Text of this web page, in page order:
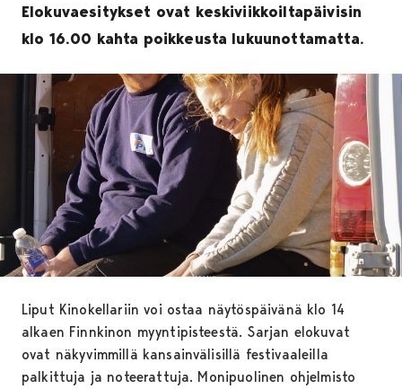
Elokuvaesitykset ovat keskiviikkoiltapäivisin
klo 16.00 kahta poikkeusta lukuunottamatta.
Liput Kinokellariin voi ostaa näytöspäivänä klo 14
alkaen Finnkinon myyntipisteestä. Sarjan elokuvat
ovat näkyvimmillä kansainvälisillä festivaaleilla
palkittuja ja noteerattuja. Monipuolinen ohjelmisto